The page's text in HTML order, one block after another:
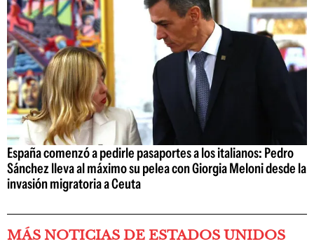
España comenzó a pedirle pasaportes a los italianos: Pedro
Sánchez lleva al máximo su pelea con Giorgia Meloni desde la
invasión migratoria a Ceuta
MÁS NOTICIAS DE ESTADOS UNIDOS